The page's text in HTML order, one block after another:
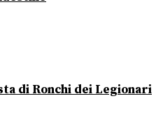
di Ronchi dei Legionari